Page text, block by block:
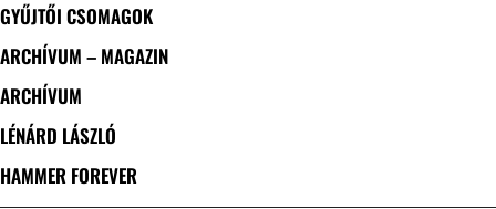
GYŰJTŐI CSOMAGOK
ARCHÍVUM – MAGAZIN
ARCHÍVUM
LÉNÁRD LÁSZLÓ
HAMMER FOREVER